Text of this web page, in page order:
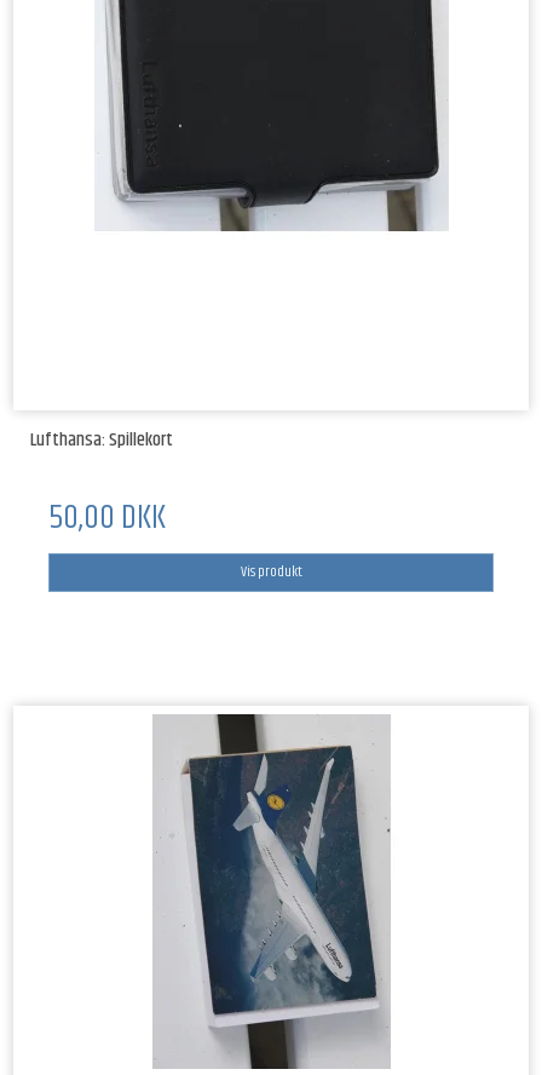
Lufthansa: Spillekort
50,00 DKK
Vis produkt